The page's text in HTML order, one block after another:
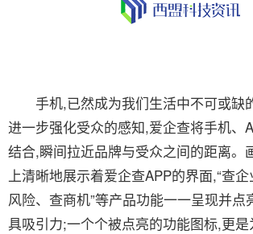
手机,已然成为我们生活中不可或缺
进一步强化受众的感知,爱企查将手机、
结合,瞬间拉近品牌与受众之间的距离。
上清晰地展示着爱企查APP的界面,“查
风险、查商机”等产品功能一一呈现并点
具吸引力;一个个被点亮的功能图标,更